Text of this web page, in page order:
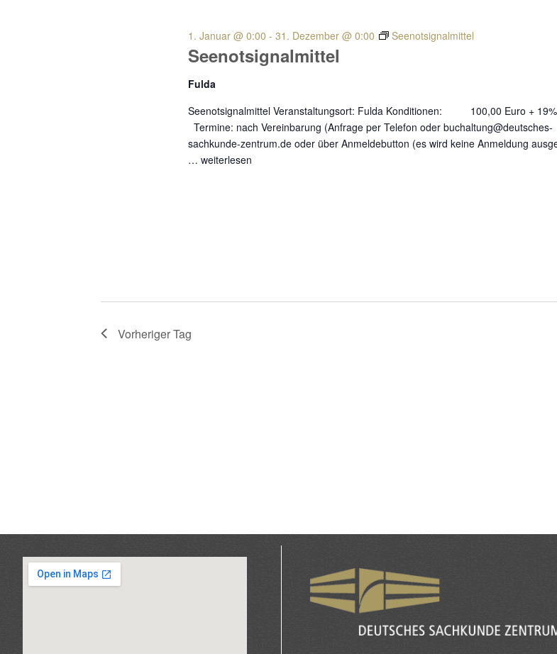
Seenotsignalmittel
1. Januar @ 0:00 -31. Dezember @ 0:00 Seenotsignalmittel
Fulda
Seenotsignalmittel Veranstaltungsort: Fulda Konditionen: 100,00 Euro + 19%
Termine: nach Vereinbarung (Anfrage per Telefon oder buchaltung@deutsches-
sachkunde-zentrum.de oder über Anmeldebutton (es wird keine Anmeldung
…weiterlesen
Vorheriger Tag